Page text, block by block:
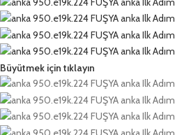
Büyütmek için tıklayın